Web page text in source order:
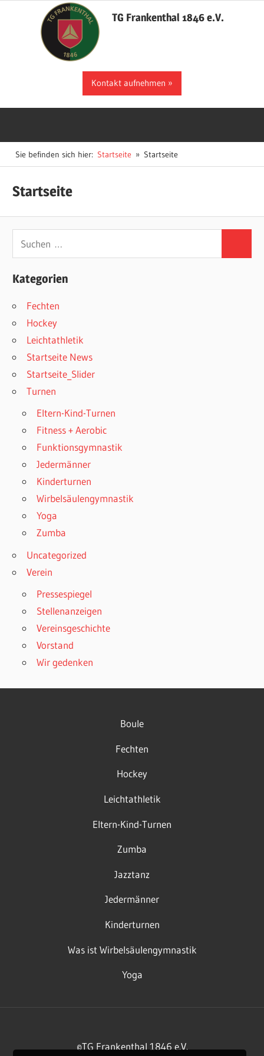
TG Frankenthal 1846 e.V.
Kontakt aufnehmen
Sie befinden sich hier: Startseite Startseite
Startseite
Kategorien
Fechten
Hockey
Leichtathletik
Startseite News
Startseite_Slider
Turnen
Eltern-Kind-Turnen
Fitness + Aerobic
Funktionsgymnastik
Jedermänner
Kinderturnen
Wirbelsäulengymnastik
Yoga
Zumba
Uncategorized
Verein
Pressespiegel
Stellenanzeigen
Vereinsgeschichte
Vorstand
Wir gedenken
Boule
Fechten
Hockey
Leichtathletik
Eltern-Kind-Turnen
Zumba
Jazztanz
Jedermänner
Kinderturnen
Was ist Wirbelsäulengymnastik
Yoga
©TG Frankenthal 1846 e.V.